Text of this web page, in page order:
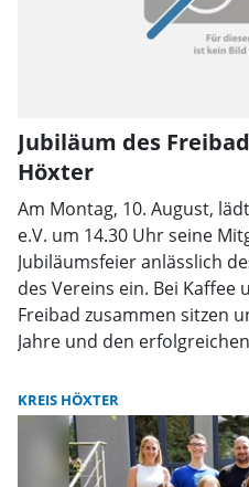
Jubiläum des
Höxter
Am Montag, 10. August,
e.V. um 14.30 Uhr seine
Jubiläumsfeier anlässlich
des Vereins ein. Bei Kaffee
Freibad zusammen sitzen
Jahre und den
Corinna Wodarz eine kurze
Geschichte des Vereins
geben. Dabei wird es
und Beiträge des Vereins
KREIS HÖXTER